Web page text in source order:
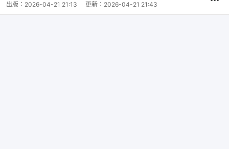
出版： 2026-04-21 21:13 更新： 2026-04-21 21:43